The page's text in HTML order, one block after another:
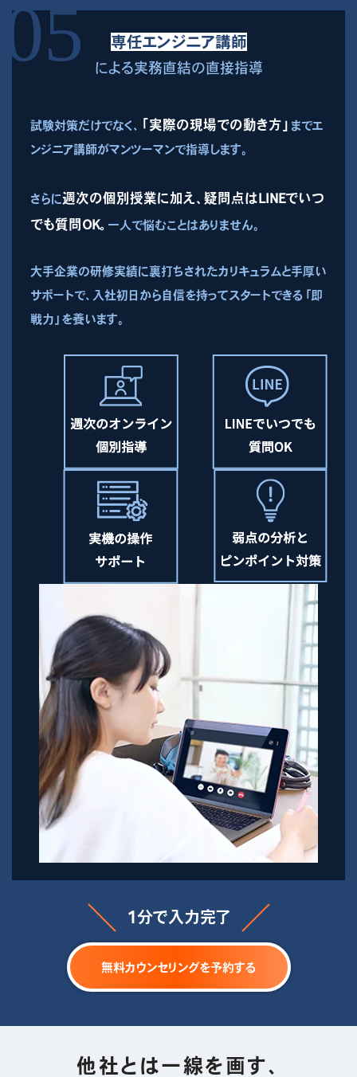
専任エンジニア講師
による実務直結の直接指導
試験対策だけでなく、 「実際の現場での動き方」 までエ
ンジニア講師がマンツーマンで指導します。
さらに週次の個別授業に加え、疑問点はLINEでいつ
でも質問OK。 一人で悩むことはありません。
大手企業の研修実績に裏打ちされたカリキュラムと手厚い
サポートで、入社初日から自信を持ってスタートできる「即
戦力」を養います。
1分で入力完了
無料カウンセリングを予約する
他社とは一線を画す、